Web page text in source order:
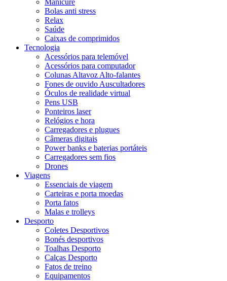
Bolas anti stress
Relax
Saúde
Caixas de comprimidos
Tecnologia
Acessórios para telemóvel
Acessórios para computador
Colunas Altavoz Alto-falantes
Fones de ouvido Auscultadores
Óculos de realidade virtual
Pens USB
Ponteiros laser
Relógios e hora
Carregadores e plugues
Câmeras digitais
Power banks e baterias portáteis
Carregadores sem fios
Drones
Viagens
Essenciais de viagem
Carteiras e porta moedas
Porta fatos
Malas e trolleys
Desporto
Coletes Desportivos
Bonés desportivos
Toalhas Desporto
Calças Desporto
Fatos de treino
Equipamentos